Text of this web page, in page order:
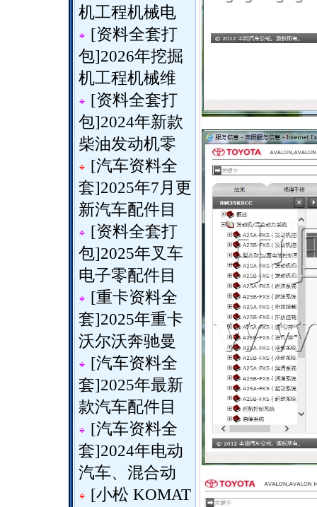
机工程机械电
[资料全套打
包]2026年挖掘
机工程机械维
[资料全套打
包]2024年新款
柴油发动机零
[汽车资料全
套]2025年7月更
新汽车配件目
[资料全套打
包]2025年叉车
电子零配件目
[重卡资料全
套]2025年重卡
沃尔沃奔驰曼
[汽车资料全
套]2025年最新
款汽车配件目
[汽车资料全
套]2024年电动
汽车、混合动
[小松 KOMAT